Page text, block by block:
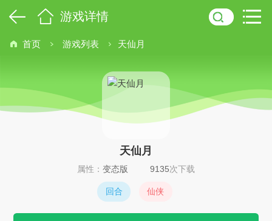
游戏详情
首页 游戏列表 天仙月
天仙月
属性： 变态版 9135次下载
回合 仙侠